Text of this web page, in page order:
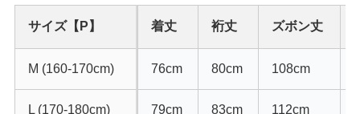
サイズ【P】 着丈 裄丈 ズボン丈
M (160-170cm) 76cm 80cm 108cm
L (170-180cm) 79cm 83cm 112cm